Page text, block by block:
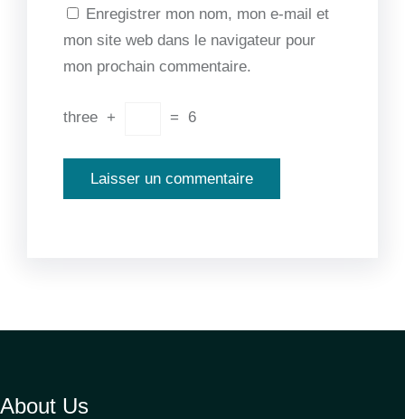
Enregistrer mon nom, mon e-mail et
mon site web dans le navigateur pour
mon prochain commentaire.
three + = 6
About Us